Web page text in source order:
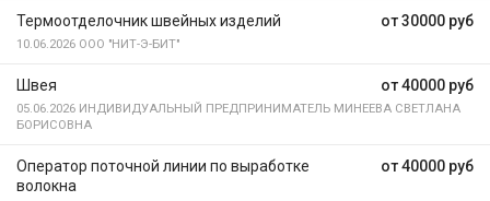
от 30000 руб
Термоотделочник швейных изделий
10.06.2026 ООО "НИТ-Э-БИТ"
от 40000 руб
Швея
05.06.2026 ИНДИВИДУАЛЬНЫЙ ПРЕДПРИНИМАТЕЛЬ МИНЕЕВА СВЕТЛАНА
БОРИСОВНА
от 40000 руб
Оператор поточной линии по выработке
волокна